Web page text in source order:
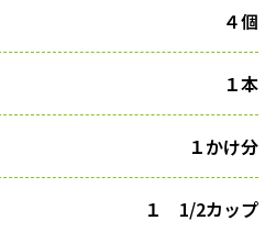
４個
１本
１かけ分
１ 1/2カップ